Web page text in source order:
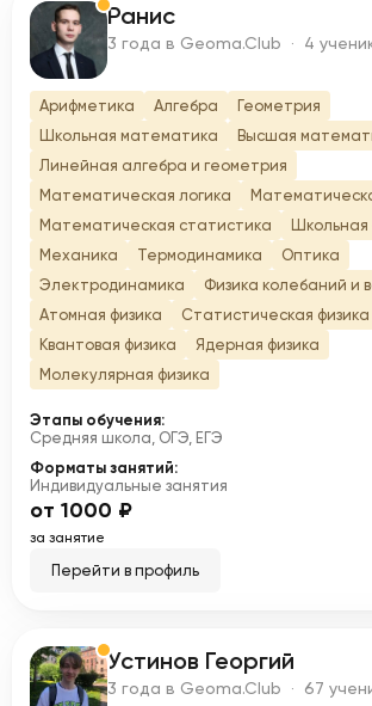
Р Ранис
3 года в Geoma.Club · 4
Арифметика Алгебра
Геометрия
Школьная математика
Высшая
Линейная алгебра и геометрия
Математическая логика
Математическая статистика
Школьная
Механика
Термодинамика
Оптика
Электродинамика
Физика колебаний и
Атомная физика
Статистическая физика
Квантовая физика
Ядерная физика
Молекулярная физика
Этапы обучения:
Средняя школа, ОГЭ, ЕГЭ
Форматы занятий:
Индивидуальные занятия
от 1000 ₽
за занятие
Перейти в профиль
У Устинов Георгий
3 года в Geoma.Club · 67